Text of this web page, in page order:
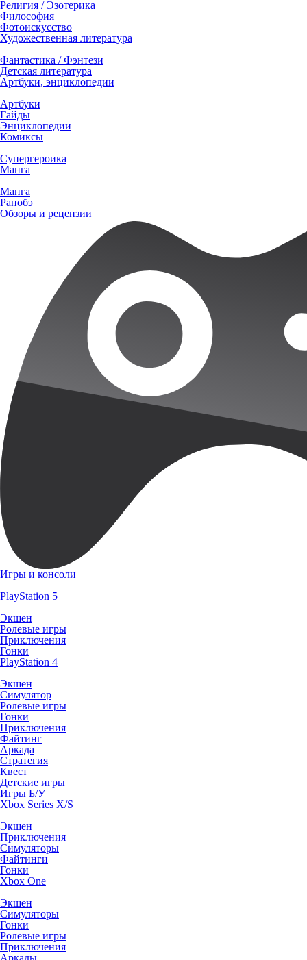
Религия / Эзотерика
Философия
Фотоискусство
Художественная литература
Фантастика / Фэнтези
Детская литература
Артбуки, энциклопедии
Артбуки
Гайды
Энциклопедии
Комиксы
Супергероика
Манга
Манга
Ранобэ
Обзоры и рецензии
Игры и консоли
PlayStation 5
Экшен
Ролевые игры
Приключения
Гонки
PlayStation 4
Экшен
Симулятор
Ролевые игры
Гонки
Приключения
Файтинг
Аркада
Стратегия
Квест
Детские игры
Игры Б/У
Xbox Series X/S
Экшен
Приключения
Симуляторы
Файтинги
Гонки
Xbox One
Экшен
Симуляторы
Гонки
Ролевые игры
Приключения
Аркады